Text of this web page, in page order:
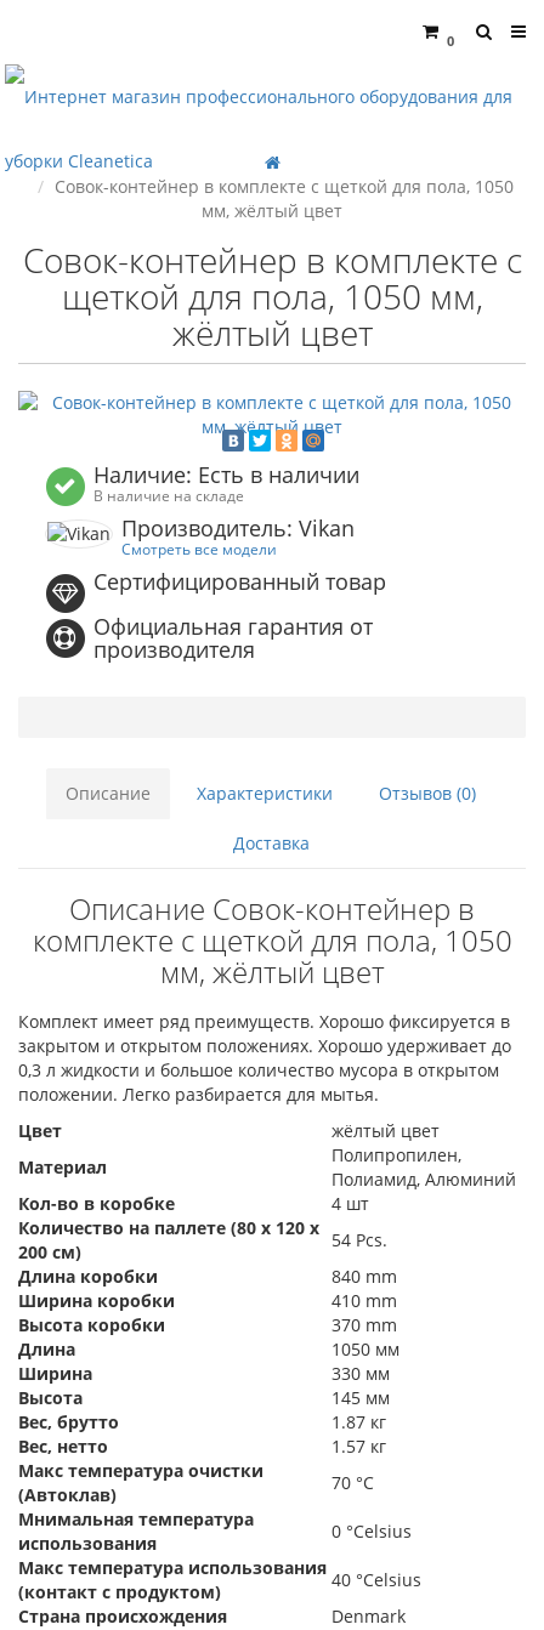
0
Совок-контейнер в комплекте с щеткой для пола, 1050
мм, жёлтый цвет
Совок-контейнер в комплекте с
щеткой для пола, 1050 мм,
жёлтый цвет
Наличие: Есть в наличии
В наличие на складе
Производитель: Vikan
Смотреть все модели
Сертифицированный товар
Официальная гарантия от
производителя
Описание Характеристики Отзывов (0)
Доставка
Описание Совок-контейнер в
комплекте с щеткой для пола, 1050
мм, жёлтый цвет
Комплект имеет ряд преимуществ. Хорошо фиксируется в
закрытом и открытом положениях. Хорошо удерживает до
0,3 л жидкости и большое количество мусора в открытом
положении. Легко разбирается для мытья.
Цвет
жёлтый цвет
Материал
Полипропилен,
Полиамид, Алюминий
Кол-во в коробке
4 шт
Количество на паллете (80 х 120 х
200 см)
54 Pcs.
Длина коробки
840 mm
Ширина коробки
410 mm
Высота коробки
370 mm
Длина
1050 мм
Ширина
330 мм
Высота
145 мм
Вес, брутто
1.87 кг
Вес, нетто
1.57 кг
Maкс температура очистки
(Автоклав)
70 °С
Мнимальная температура
использования
0 °Celsius
Maкс температура использования
(контакт с продуктом)
40 °Celsius
Страна происхождения
Denmark